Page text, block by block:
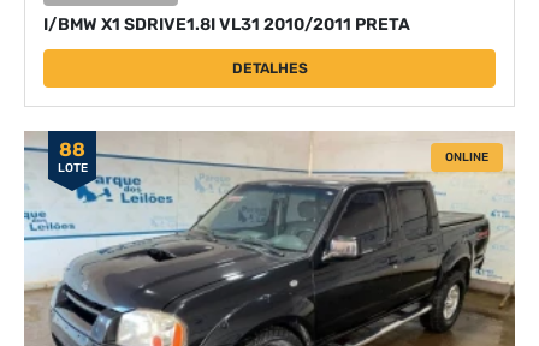
I/BMW X1 SDRIVE1.8I VL31 2010/2011 PRETA
DETALHES
88
LOTE
ONLINE